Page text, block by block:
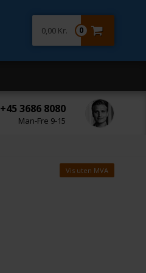
+45 3686 8080
Man-Fre 9-15
0
0,00 Kr.
Vis uten MVA